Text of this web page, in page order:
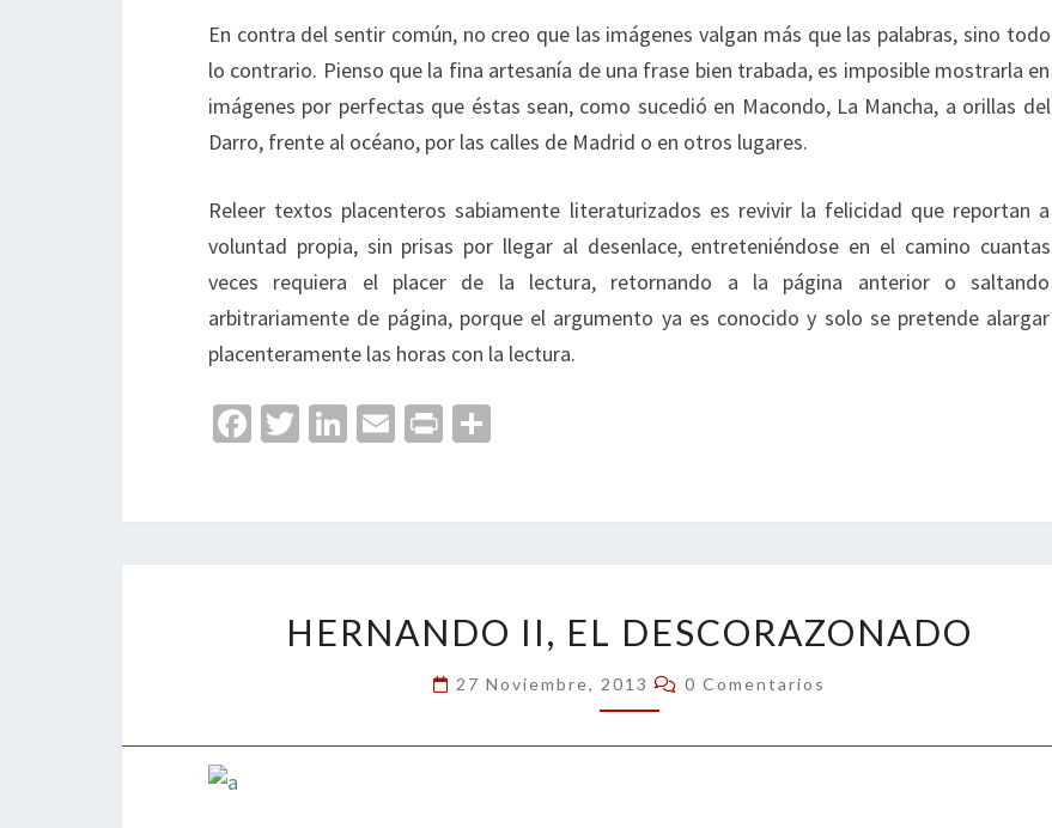
En contra del sentir común, no creo que las imágenes valgan más que las palabras, sino todo
lo contrario. Pienso que la fina artesanía de una frase bien trabada, es imposible mostrarla en
imágenes por perfectas que éstas sean, como sucedió en Macondo, La Mancha, a orillas del
Darro, frente al océano, por las calles de Madrid o en otros lugares.
Releer textos placenteros sabiamente literaturizados es revivir la felicidad que reportan a
voluntad propia, sin prisas por llegar al desenlace, entreteniéndose en el camino cuantas
veces requiera el placer de la lectura, retornando a la página anterior o saltando
arbitrariamente de página, porque el argumento ya es conocido y solo se pretende alargar
placenteramente las horas con la lectura.
Fa
o
T
Li
n
E
Pr
ar
tir
II,
EL
DESCORAZONADO
HERNANDO II, EL DESCORAZONADO
27 Noviembre, 2013 Comentarios
0 Comentarios